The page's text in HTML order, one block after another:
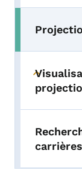
Toggle
carrières